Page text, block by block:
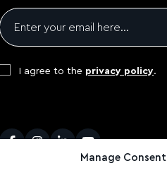
Manage Consent
Email
Consent*
I agree to the privacy policy.